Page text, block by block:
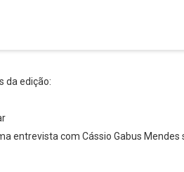
da edição:
entrevista com Cássio Gabus Mendes